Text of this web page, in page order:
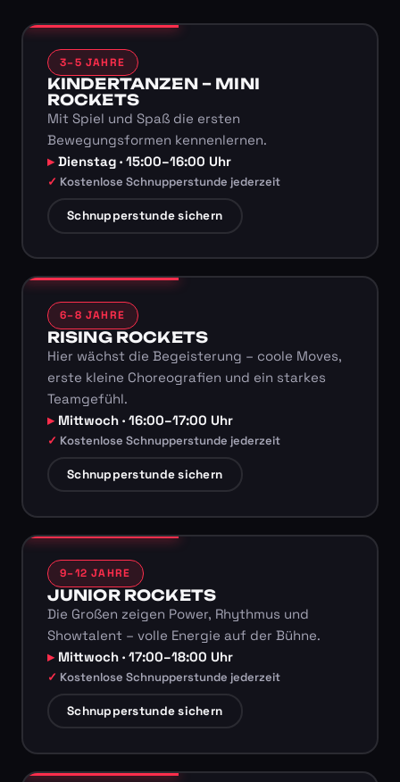
3–5 JAHRE
KINDERTANZEN – MINI
ROCKETS
Mit Spiel und Spaß die ersten
Bewegungsformen kennenlernen.
Dienstag · 15:00–16:00 Uhr
Kostenlose Schnupperstunde jederzeit
Schnupperstunde sichern
6–8 JAHRE
RISING ROCKETS
Hier wächst die Begeisterung – coole Moves,
erste kleine Choreografien und ein starkes
Teamgefühl.
Mittwoch · 16:00–17:00 Uhr
Kostenlose Schnupperstunde jederzeit
Schnupperstunde sichern
9–12 JAHRE
JUNIOR ROCKETS
Die Großen zeigen Power, Rhythmus und
Showtalent – volle Energie auf der Bühne.
Mittwoch · 17:00–18:00 Uhr
Kostenlose Schnupperstunde jederzeit
Schnupperstunde sichern